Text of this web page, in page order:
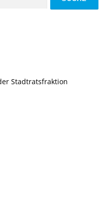
Stadtratsfraktion